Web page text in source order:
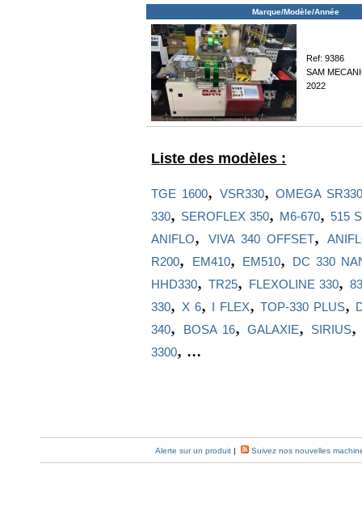
Marque/Modèle/Année
Ref: 9386
SAM
2022
Liste des modèles :
TGE 1600, VSR330,OMEGA
330, SEROFLEX 350, M6-670,515
ANIFLO, VIVA 340 OFFSET,
R200, EM410, EM510,
DC 330
HHD330, TR25, FLEXOLINE 330,
330, X 6, I FLEX,TOP-330 PLUS,
340, BOSA 16, GALAXIE, SIRIUS
3300, ...
Alerte sur un produit | Suivez nos nouvelles